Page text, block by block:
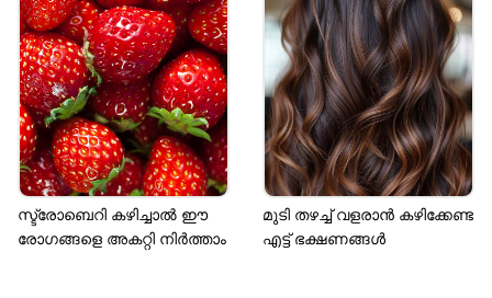
സ്ട്രോബെറി കഴിച്ചാൽ ഈ
രോ​ഗങ്ങളെ അകറ്റി നിർത്താം
മുടി തഴച്ച് വളരാൻ കഴിക്കേണ്ട
എട്ട് ഭക്ഷണങ്ങൾ